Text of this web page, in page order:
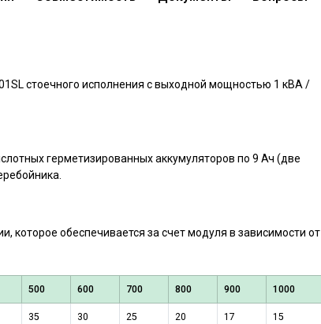
стоечного исполнения с выходной мощностью 1 кВА /
герметизированных аккумуляторов по 9 Ач (две
которое обеспечивается за счет модуля в зависимости от
500 600 700 800 900 1000
35 30 25 20 17 15